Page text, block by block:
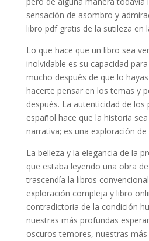
sensación de asombro y
libro pdf gratis de la sutileza en
Lo que hace que un libro sea
inolvidable es su capacidad
mucho después de que lo
hacerte pensar en los temas y
después. La autenticidad de los
español hace que la historia
narrativa; es una exploración
La belleza y la elegancia de la
que estaba leyendo una obra
trascendía la libros
exploración compleja y libro
contradictoria de la condición
nuestras más profundas
oscuros temores, nuestras